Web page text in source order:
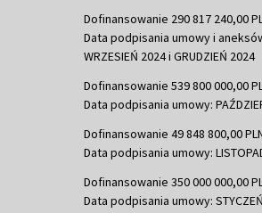
Dofinansowanie 290 817 240,00
Data podpisania umowy i
WRZESIEŃ 2024 i GRUDZIEŃ 2024
Dofinansowanie 539 800 000,00
Data podpisania umowy:
Dofinansowanie 49 848 800,00
Data podpisania umowy:
Dofinansowanie 350 000 000,00
Data podpisania umowy: